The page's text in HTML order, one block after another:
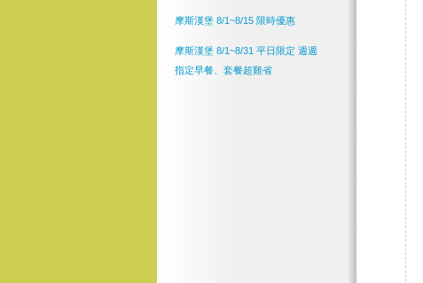
摩斯漢堡 8/1~8/15 限時優惠
摩斯漢堡 8/1~8/31 平日限定 週週
指定早餐、套餐超雞省